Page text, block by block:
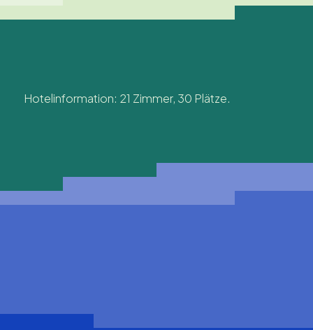
Hotelinformation: 21 Zimmer, 30 Plätze.